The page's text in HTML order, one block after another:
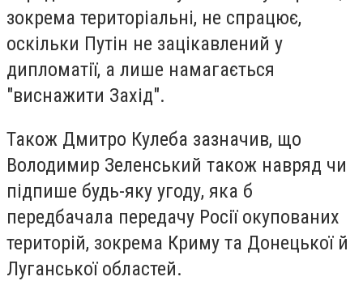
зокрема територіальні, не спрацює,
оскільки Путін не зацікавлений у
дипломатії, а лише намагається
"виснажити Захід".
Також Дмитро Кулеба зазначив, що
Володимир Зеленський також навряд чи
підпише будь-яку угоду, яка б
передбачала передачу Росії окупованих
територій, зокрема Криму та Донецької й
Луганської областей.